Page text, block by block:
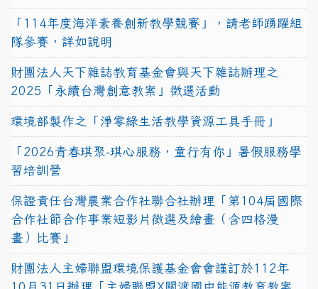
「114年度海洋素養創新教學競賽」，請老師踴躍組
隊參賽，詳如說明
財團法人天下雜誌教育基金會與天下雜誌辦理之
2025「永續台灣創意教案」徵選活動
環境部製作之「淨零綠生活教學資源工具手冊」
「2026青春琪聚-琪心服務，童行有你」暑假服務學
習培訓營
保證責任台灣農業合作社聯合社辦理「第104屆國際
合作社節合作事業短影片徵選及繪畫（含四格漫
畫）比賽」
財團法人主婦聯盟環境保護基金會會謹訂於112年
10月31日辦理「主婦聯盟X關渡國中能源教育教案